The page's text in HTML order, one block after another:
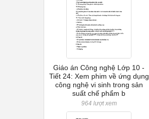
Giáo án Công nghệ Lớp 10 -
Tiết 24: Xem phim về ứng dụng
công nghệ vi sinh trong sản
suất chế phẩm b
964 lượt xem